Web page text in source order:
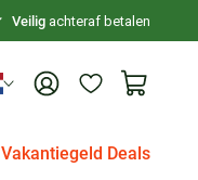
Veiligachteraf betalen
Vakantiegeld Deals